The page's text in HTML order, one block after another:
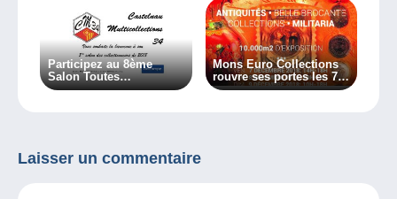
Participez au 8ème
Salon Toutes
Collections de
Mons Euro Collections
rouvre ses portes les 7,
8 et 9 décembre 2018
Laisser un commentaire